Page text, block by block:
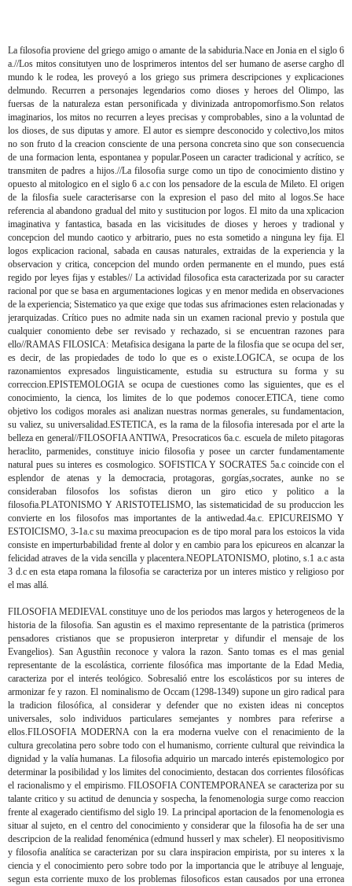
La filosofia proviene del griego amigo o amante de la sabiduria.Nace en Jonia en el siglo 6
a.//Los mitos consitutyen uno de losprimeros intentos del ser humano de aserse cargho dl
mundo k le rodea, les proveyó a los griego sus primera descripciones y explicaciones
delmundo. Recurren a personajes legendarios como dioses y heroes del Olimpo, las
fuersas de la naturaleza estan personificada y divinizada antropomorfismo.Son relatos
imaginarios, los mitos no recurren a leyes precisas y comprobables, sino a la voluntad de
los dioses, de sus diputas y amore. El autor es siempre desconocido y colectivo,los mitos
no son fruto d la creacion consciente de una persona concreta sino que son consecuencia
de una formacion lenta, espontanea y popular.Poseen un caracter tradicional y acrítico, se
transmiten de padres a hijos.//La filosofia surge como un tipo de conocimiento distino y
opuesto al mitologico en el siglo 6 a.c con los pensadore de la escula de Mileto. El origen
de la filosfia suele caracterisarse con la expresion el paso del mito al logos.Se hace
referencia al abandono gradual del mito y sustitucion por logos. El mito da una xplicacion
imaginativa y fantastica, basada en las vicisitudes de dioses y heroes y tradional y
concepcion del mundo caotico y arbitrario, pues no esta sometido a ninguna ley fija. El
logos explicacion racional, sabada en causas naturales, extraidas de la experiencia y la
observacion y critica, concepcion del mundo orden permanente en el mundo, pues está
regido por leyes fijas y estables// La actividad filosofica esta caracterizada por su caracter
racional por que se basa en argumentaciones logicas y en menor medida en observaciones
de la experiencia; Sistematico ya que exige que todas sus afrimaciones esten relacionadas y
jerarquizadas. Crítico pues no admite nada sin un examen racional previo y postula que
cualquier conomiento debe ser revisado y rechazado, si se encuentran razones para
ello//RAMAS FILOSICA: Metafisica desigana la parte de la filosfia que se ocupa del ser,
es decir, de las propiedades de todo lo que es o existe.LOGICA, se ocupa de los
razonamientos expresados linguisticamente, estudia su estructura su forma y su
correccion.EPISTEMOLOGIA se ocupa de cuestiones como las siguientes, que es el
conocimiento, la cienca, los limites de lo que podemos conocer.ETICA, tiene como
objetivo los codigos morales asi analizan nuestras normas generales, su fundamentacion,
su valiez, su universalidad.ESTETICA, es la rama de la filosofia interesada por el arte la
belleza en general//FILOSOFIA ANTIWA, Presocraticos 6a.c. escuela de mileto pitagoras
heraclito, parmenides, constituye inicio filosofia y posee un carcter fundamentamente
natural pues su interes es cosmologico. SOFISTICA Y SOCRATES 5a.c coincide con el
esplendor de atenas y la democracia, protagoras, gorgías,socrates, aunke no se
consideraban filosofos los sofistas dieron un giro etico y politico a la
filosofia.PLATONISMO Y ARISTOTELISMO, las sistematicidad de su produccion les
convierte en los filosofos mas importantes de la antiwedad.4a.c. EPICUREISMO Y
ESTOICISMO, 3-1a.c su maxima preocupacion es de tipo moral para los estoicos la vida
consiste en imperturbabilidad frente al dolor y en cambio para los epicureos en alcanzar la
felicidad atraves de la vida sencilla y placentera.NEOPLATONISMO, plotino, s.1 a.c asta
3 d.c en esta etapa romana la filosofia se caracteriza por un interes mistico y religioso por
el mas allá.
FILOSOFIA MEDIEVAL constituye uno de los periodos mas largos y heterogeneos de la
historia de la filosofia. San agustin es el maximo representante de la patristica (primeros
pensadores cristianos que se propusieron interpretar y difundir el mensaje de los
Evangelios). San Agustñin reconoce y valora la razon. Santo tomas es el mas genial
representante de la escolástica, corriente filosófica mas importante de la Edad Media,
caracteriza por el interés teológico. Sobresalió entre los escolásticos por su interes de
armonizar fe y razon. El nominalismo de Occam (1298-1349) supone un giro radical para
la tradicion filosófica, al considerar y defender que no existen ideas ni conceptos
universales, solo individuos particulares semejantes y nombres para referirse a
ellos.FILOSOFIA MODERNA con la era moderna vuelve con el renacimiento de la
cultura grecolatina pero sobre todo con el humanismo, corriente cultural que reivindica la
dignidad y la valía humanas. La filosofia adquirio un marcado interés epistemologico por
determinar la posibilidad y los limites del conocimiento, destacan dos corrientes filosóficas
el racionalismo y el empirismo. FILOSOFIA CONTEMPORANEA se caracteriza por su
talante critico y su actitud de denuncia y sospecha, la fenomenologia surge como reaccion
frente al exagerado cientifismo del siglo 19. La principal aportacion de la fenomenologia es
situar al sujeto, en el centro del conocimiento y considerar que la filosofia ha de ser una
descripcion de la realidad fenoménica (edmund husserl y max scheler). El neopositivismo
y filosofia analítica se caracterizan por su clara inspiracion empirista, por su interes x la
ciencia y el conocimiento pero sobre todo por la importancia que le atribuye al lenguaje,
segun esta corriente muxo de los problemas filosoficos estan causados por una erronea